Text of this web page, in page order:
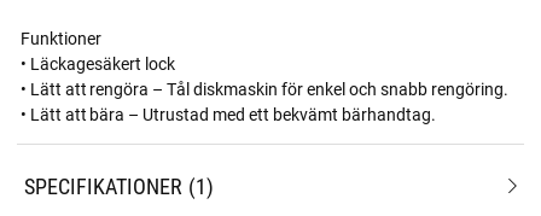
Funktioner
• Läckagesäkert lock
• Lätt att rengöra – Tål diskmaskin för enkel och snabb rengöring.
• Lätt att bära – Utrustad med ett bekvämt bärhandtag.
SPECIFIKATIONER 1